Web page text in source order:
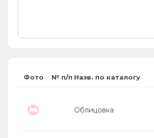
Фото № п/п Назв. по каталогу
Облицовка